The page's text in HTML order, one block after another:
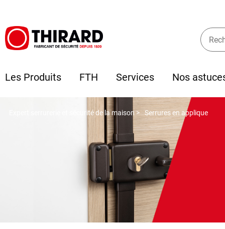
Les Produits FTH Services Nos
Expert serrurerie et sécurité de la maison > Serrures en applique